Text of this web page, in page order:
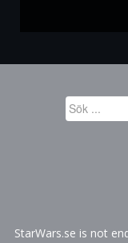
Sök
...
StarWars.se is not